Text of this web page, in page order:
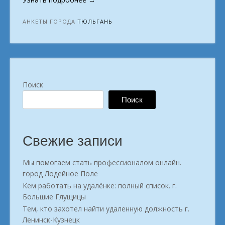
онлайн-
город
АНКЕТЫ ГОРОДА ТЮЛЬГАНЬ
Поиск
Поиск
Свежие записи
Мы помогаем стать профессионалом онлайн.
город Лодейное Поле
Кем работать на удалёнке: полный список. г.
Большие Глущицы
Тем, кто захотел найти удаленную должность г.
Ленинск-Кузнецк